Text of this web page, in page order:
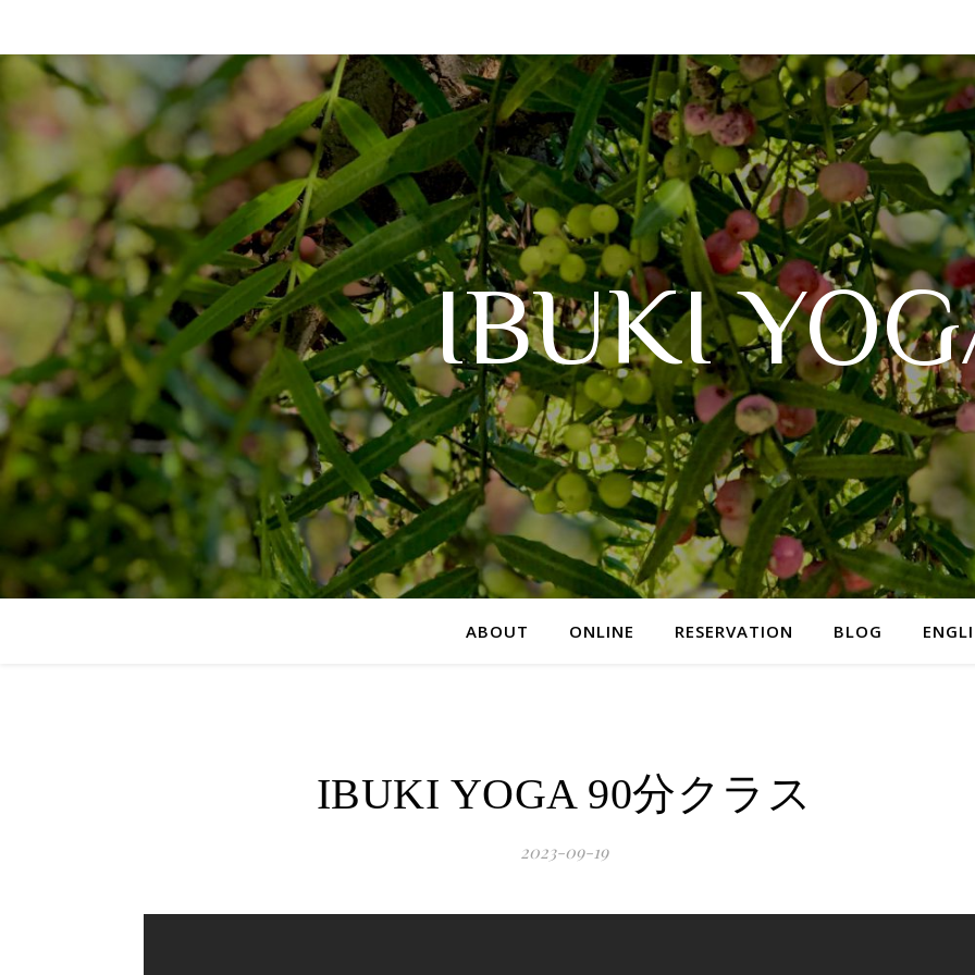
IBUKI
ABOUT ONLINE RESERVATION BLOG
IBUKI YOGA 90分クラス
2023-09-19